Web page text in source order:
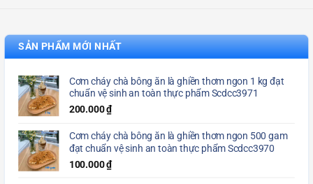
SẢN PHẨM MỚI NHẤT
Cơm cháy chà bông ăn là ghiền thơm ngon 1 kg đạt
chuẩn vệ sinh an toàn thực phẩm Scdcc3971
200.000₫
Cơm cháy chà bông ăn là ghiền thơm ngon 500 gam
đạt chuẩn vệ sinh an toàn thực phẩm Scdcc3970
100.000₫